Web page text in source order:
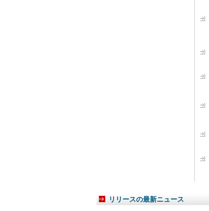
リリースの最新ニュース